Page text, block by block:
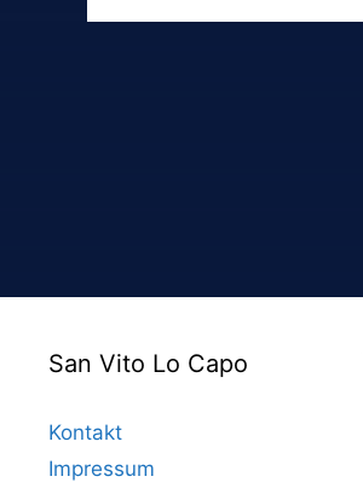
San Vito Lo Capo
Kontakt
Impressum